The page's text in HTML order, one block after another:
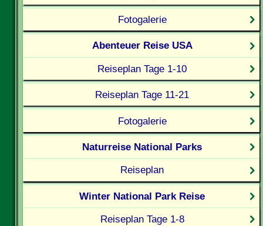
Fotogalerie
Abenteuer Reise USA
Reiseplan Tage 1-10
Reiseplan Tage 11-21
Fotogalerie
Naturreise National Parks
Reiseplan
Winter National Park Reise
Reiseplan Tage 1-8